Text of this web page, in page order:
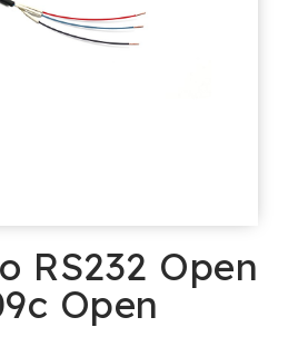
RS232 Open
Open